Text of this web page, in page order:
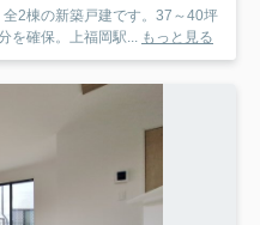
2棟の新築戸建です。37～40坪
を確保。上福岡駅... もっと見る